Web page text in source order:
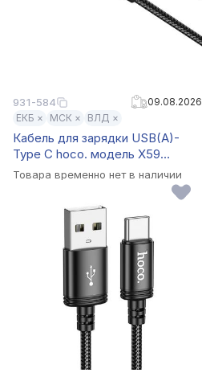
931-584
09.08.2026
ЕКБ ×
МСК × ВЛД ×
Кабель для зарядки USB(A)-
Type C hoco. модель X59
Victory, 1 м, черный
Товара временно нет в наличии